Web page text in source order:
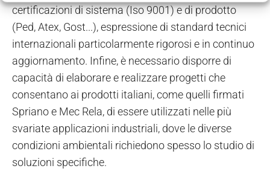
certificazioni di sistema (Iso 9001) e di prodotto
(Ped, Atex, Gost...), espressione di standard tecnici
internazionali particolarmente rigorosi e in continuo
aggiornamento. Infine, è necessario disporre di
capacità di elaborare e realizzare progetti che
consentano ai prodotti italiani, come quelli firmati
Spriano e Mec Rela, di essere utilizzati nelle più
svariate applicazioni industriali, dove le diverse
condizioni ambientali richiedono spesso lo studio di
soluzioni specifiche.